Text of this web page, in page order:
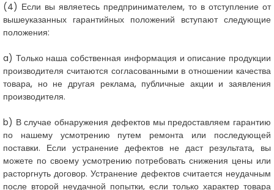
(4) Если вы являетесь предпринимателем, то в отступление от
вышеуказанных гарантийных положений вступают следующие
положения:
a) Только наша собственная информация и описание продукции
производителя считаются согласованными в отношении качества
товара, но не другая реклама, публичные акции и заявления
производителя.
b) В случае обнаружения дефектов мы предоставляем гарантию
по нашему усмотрению путем ремонта или последующей
поставки. Если устранение дефектов не даст результата, вы
можете по своему усмотрению потребовать снижения цены или
расторгнуть договор. Устранение дефектов считается неудачным
после второй неудачной попытки, если только характер товара